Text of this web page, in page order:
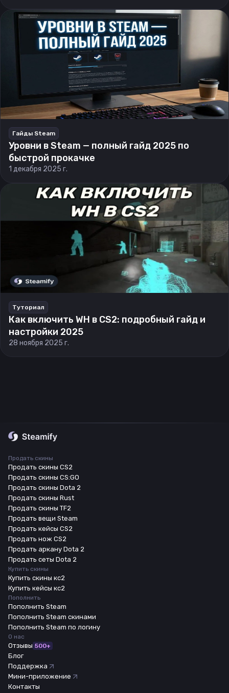
Гайды Steam
Уровни в Steam — полный гайд 2025 по
быстрой прокачке
1 декабря 2025 г.
Туториал
Как включить WH в CS2: подробный гайд и
настройки 2025
28 ноября 2025 г.
Продать скины
Продать скины CS2
Продать скины CS:GO
Продать скины Dota 2
Продать скины Rust
Продать скины TF2
Продать вещи Steam
Продать кейсы CS2
Продать нож CS2
Продать аркану Dota 2
Продать сеты Dota 2
Купить скины
Купить скины кс2
Купить кейсы кс2
Пополнить
Пополнить Steam
Пополнить Steam скинами
Пополнить Steam по логину
О нас
Отзывы 500+
Блог
Поддержка
Мини-приложение
Контакты